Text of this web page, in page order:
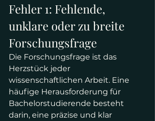
Fehler 1: Fehlende,
unklare oder zu breite
Forschungsfrage
Die Forschungsfrage ist das
Herzstück jeder
wissenschaftlichen Arbeit. Eine
häufige Herausforderung für
Bachelorstudierende besteht
darin, eine präzise und klar